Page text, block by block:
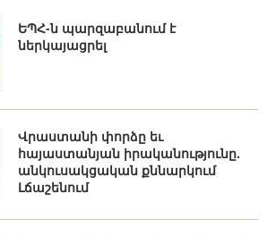
ԵՊՀ-ն պարզաբանում է
ներկայացրել
Վրաստանի փորձը եւ
հայաստանյան իրականությունը.
անկուսակցական քննարկում
Լճաշենում